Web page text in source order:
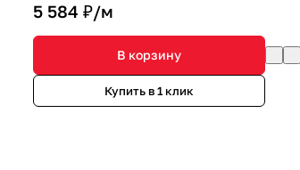
5 584 ₽/м
В корзину
Купить в 1 клик